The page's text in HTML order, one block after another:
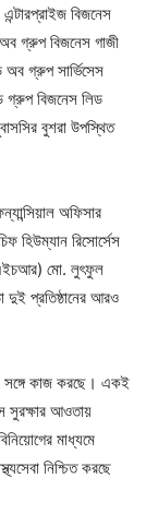
এন্টারপ্রাইজ বিজনেস
অব গ্রুপ বিজনেস গাজী
অব গ্রুপ সার্ভিসেস
গ্রুপ বিজনেস লিড
বুশরা উপস্থিত
অফিসার
হিউম্যান রিসোর্সেস
মো. লুৎফুল
দুই প্রতিষ্ঠানের আরও
সঙ্গে কাজ করছে। একই
সুরক্ষার আওতায়
মাধ্যমে
নিশ্চিত করছে